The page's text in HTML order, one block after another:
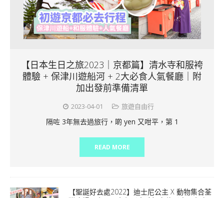
【日本生日之旅2023｜京都篇】清水寺和服袴
體驗 + 保津川遊船河 + 2大必食人氣餐廳｜附
加出發前準備清單
2023-04-01 旅遊自由行
隔咗 3年無去過旅行，啲 yen 又咁平，第 1
READ MORE
【聖誕好去處2022】迪士尼公主 X 動物集合荃